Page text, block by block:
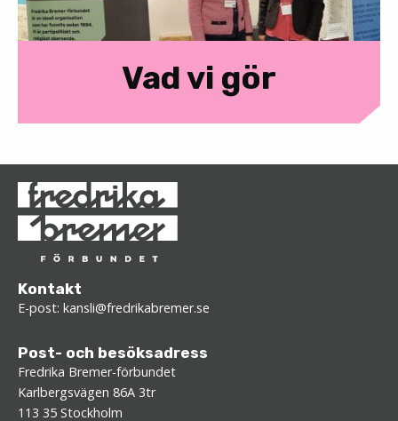
Vad vi gör
Kontakt
E-post: kansli@fredrikabremer.se
Post- och besöksadress
Fredrika Bremer-förbundet
Karlbergsvägen 86A 3tr
113 35 Stockholm